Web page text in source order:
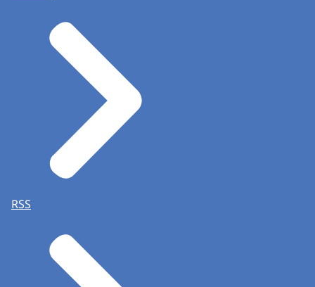
RSS